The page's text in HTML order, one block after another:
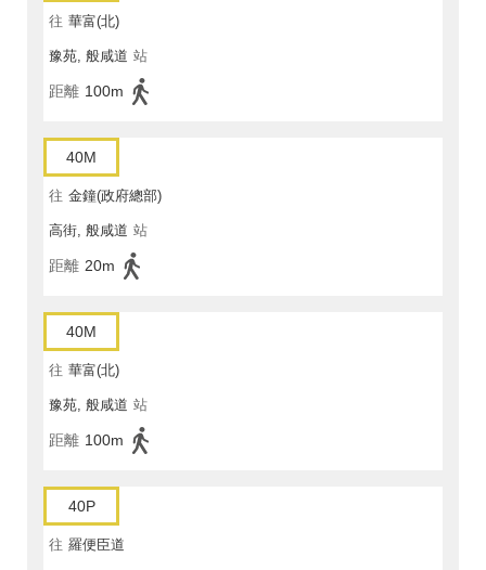
往 華富(北)
豫苑, 般咸道 站
距離 100m
40M
往 金鐘(政府總部)
高街, 般咸道 站
距離 20m
40M
往 華富(北)
豫苑, 般咸道 站
距離 100m
40P
往 羅便臣道